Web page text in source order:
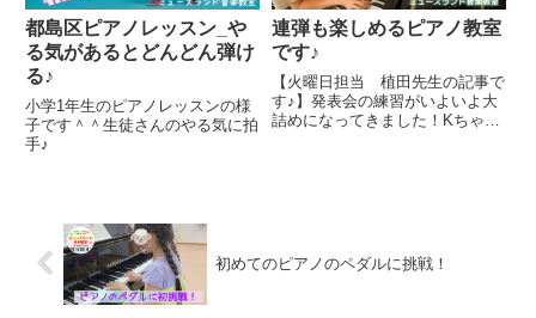
都島区ピアノレッスン_や
る気があるとどんどん弾け
る♪
小学1年生のピアノレッスンの様
子です＾＾生徒さんのやる気に拍
手♪
連弾も楽しめるピアノ教室
です♪
【火曜日担当 植田先生の記事で
す♪】発表会の練習がいよいよ大
詰めになってきました！Kちゃん
初めてのピアノのペダルに挑戦！